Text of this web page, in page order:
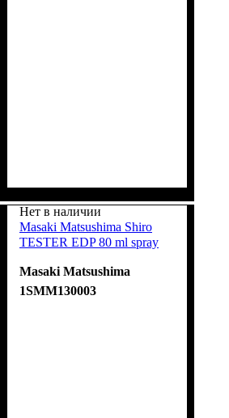
Нет в наличии
Masaki Matsushima Shiro
TESTER EDP 80 ml spray
Masaki Matsushima
1SMM130003